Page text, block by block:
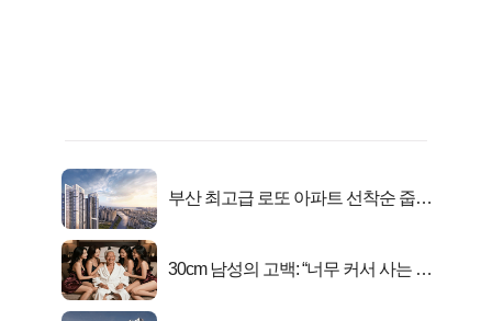
부산 최고급 로또 아파트 선착순 줍줍
30cm 남성의 고백: “너무 커서 사는 게